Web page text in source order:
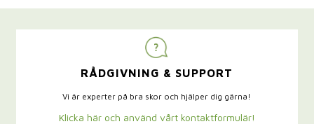
RÅDGIVNING & SUPPORT
Vi är experter på bra skor och hjälper dig gärna!
Klicka här och använd vårt kontaktformulär!